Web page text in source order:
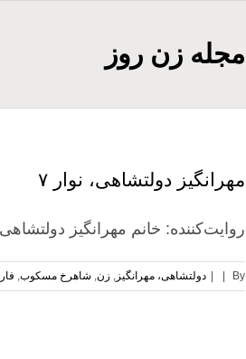
مجله زن روز
مهرانگیز دولتشاهی، نوار ۷
روایت‌کننده: خانم مهرانگیز دولتشاهی تاریخ مصاحبه: ۲۴ مه ۱۹۸۴
By دولتشاهی، مهرانگیز , زن, شاهرخ مسکوب,